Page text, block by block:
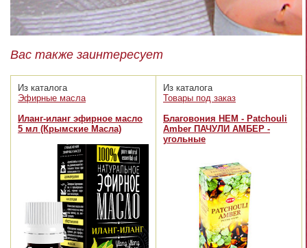
Вас также заинтересует
Из каталога
Эфирные масла
Иланг-иланг эфирное масло
5 мл (Крымские Масла)
Из каталога
Товары под заказ
Благовония HEM - Patchouli
Amber ПАЧУЛИ АМБЕР -
угольные